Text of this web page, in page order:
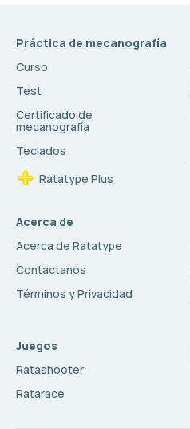
Práctica de mecanografía
Curso
Test
Certificado de
mecanografía
Teclados
Ratatype Plus
Acerca de
Acerca de Ratatype
Contáctanos
Términos y Privacidad
Juegos
Ratashooter
Ratarace